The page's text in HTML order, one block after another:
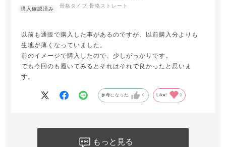
骨格タイプ:骨格ストレート
以前も通販で購入した事があるのですが、以前購入分よりも
生地が薄くなっていました。
前のイメージで購入したので、少しがっかりです。
でも今回のも履いてみるとそれはそれで良かったと思いま
す。
参考になった 0 Like! 0
もっと見る